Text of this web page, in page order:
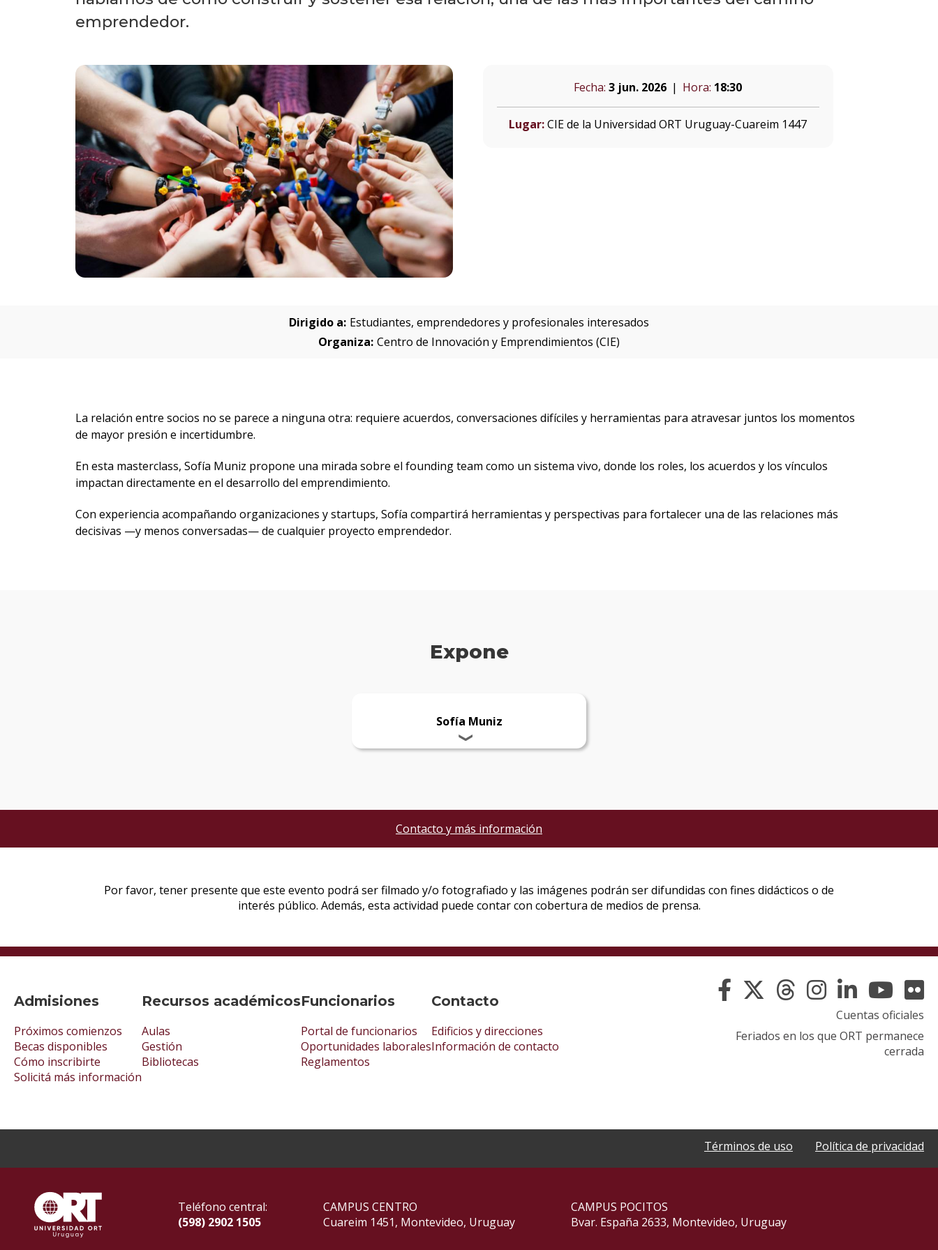
emprendedor.
Fecha: 3 jun. 2026 Hora: 18:30
Lugar: CIE de la Universidad ORT Uruguay-Cuareim 1447
Dirigido a: Estudiantes, emprendedores y profesionales interesados
Organiza: Centro de Innovación y Emprendimientos (CIE)
La relación entre socios no se parece a ninguna otra: requiere acuerdos, conversaciones difíciles y herramientas para atravesar juntos los momentos
de mayor presión e incertidumbre.
En esta masterclass, Sofía Muniz propone una mirada sobre el founding team como un sistema vivo, donde los roles, los acuerdos y los vínculos
impactan directamente en el desarrollo del emprendimiento.
Con experiencia acompañando organizaciones y startups, Sofía compartirá herramientas y perspectivas para fortalecer una de las relaciones más
decisivas —y menos conversadas— de cualquier proyecto emprendedor.
Expone
Sofía Muniz
Contacto y más información
Admisiones
Próximos comienzos
Becas disponibles
Cómo inscribirte
Solicitá más información
Recursos académicos
Aulas
Gestión
Bibliotecas
Funcionarios
Portal de funcionarios
Oportunidades laborales
Reglamentos
Contacto
Edificios y direcciones
Información de contacto
Cuentas oficiales
Feriados en los que ORT permanece
cerrada
Términos de uso Política de privacidad
Teléfono central:
(598) 2902 1505
CAMPUS CENTRO
Cuareim 1451, Montevideo, Uruguay
CAMPUS POCITOS
Bvar. España 2633, Montevideo, Uruguay